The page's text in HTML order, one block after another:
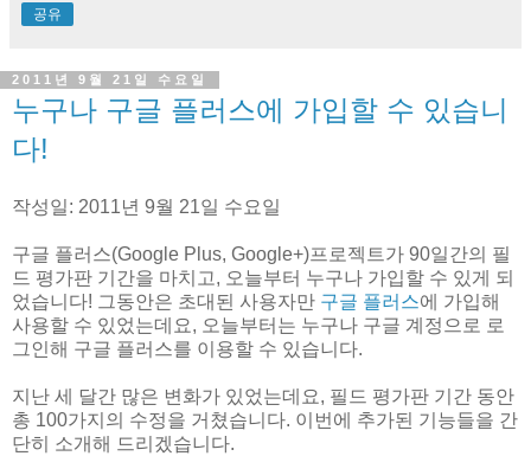
공유
2011년 9월 21일 수요일
누구나 구글 플러스에 가입할 수 있습니
다!
작성일: 2011년 9월 21일 수요일
구글 플러스(Google Plus, Google+)프로젝트가 90일간의 필
드 평가판 기간을 마치고, 오늘부터 누구나 가입할 수 있게 되
었습니다! 그동안은 초대된 사용자만 구글 플러스에 가입해
사용할 수 있었는데요, 오늘부터는 누구나 구글 계정으로 로
그인해 구글 플러스를 이용할 수 있습니다.
지난 세 달간 많은 변화가 있었는데요, 필드 평가판 기간 동안
총 100가지의 수정을 거쳤습니다. 이번에 추가된 기능들을 간
단히 소개해 드리겠습니다.